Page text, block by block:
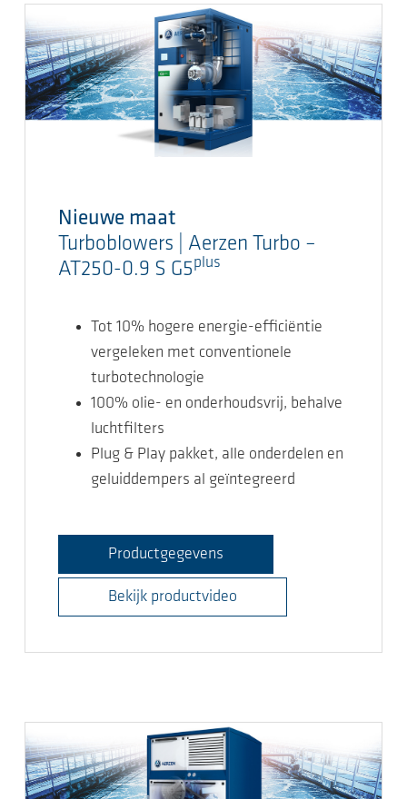
Nieuwe maat
Turboblowers | Aerzen Turbo –
AT250-0.9 S G5plus
Tot 10% hogere energie-efficiëntie
vergeleken met conventionele
turbotechnologie
100% olie- en onderhoudsvrij, behalve
luchtfilters
Plug & Play pakket, alle onderdelen en
geluiddempers al geïntegreerd
Productgegevens
Bekijk productvideo